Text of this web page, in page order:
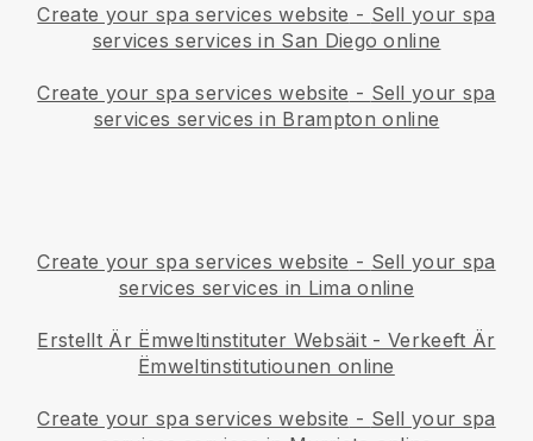
Create your spa services website - Sell your spa
services services in San Diego online
Create your spa services website - Sell your spa
services services in Brampton online
Create your spa services website - Sell your spa
services services in Lima online
Erstellt Är Ëmweltinstituter Websäit - Verkeeft Är
Ëmweltinstitutiounen online
Create your spa services website - Sell your spa